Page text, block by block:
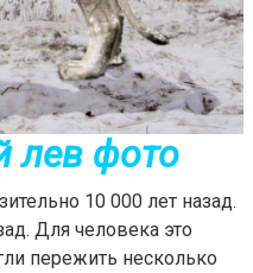
лев фото
10 000 лет назад.
Для человека это
пережить несколько